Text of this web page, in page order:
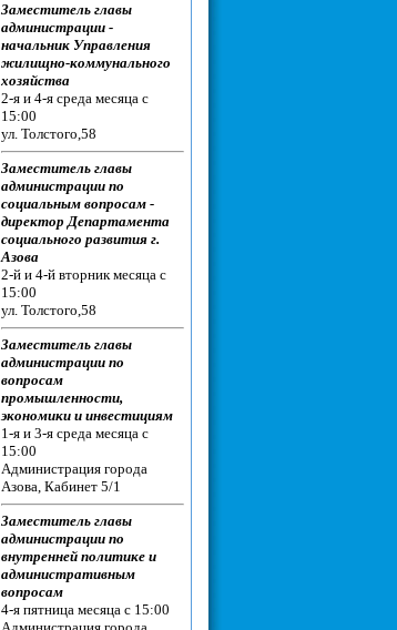
Заместитель главы
администрации -
начальник Управления
жилищно-коммунального
хозяйства
2-я и 4-я среда месяца с
15:00
ул. Толстого,58
Заместитель главы
администрации по
социальным вопросам -
директор Департамента
социального развития г.
Азова
2-й и 4-й вторник месяца с
15:00
ул. Толстого,58
Заместитель главы
администрации по
вопросам
промышленности,
экономики и инвестициям
1-я и 3-я среда месяца с
15:00
Администрация города
Азова, Кабинет 5/1
Заместитель главы
администрации по
внутренней политике и
административным
вопросам
4-я пятница месяца с 15:00